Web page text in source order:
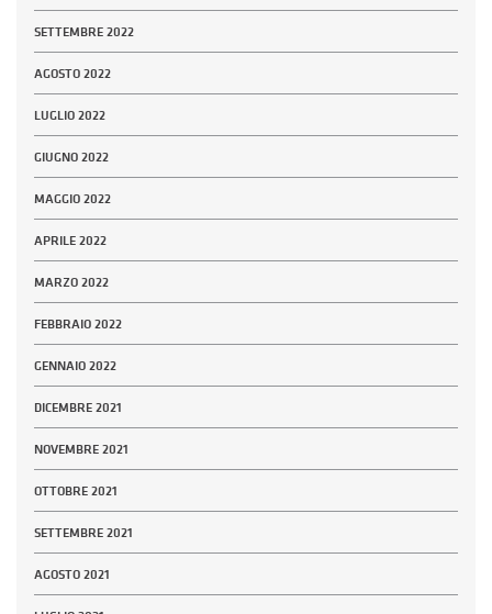
SETTEMBRE 2022
AGOSTO 2022
LUGLIO 2022
GIUGNO 2022
MAGGIO 2022
APRILE 2022
MARZO 2022
FEBBRAIO 2022
GENNAIO 2022
DICEMBRE 2021
NOVEMBRE 2021
OTTOBRE 2021
SETTEMBRE 2021
AGOSTO 2021